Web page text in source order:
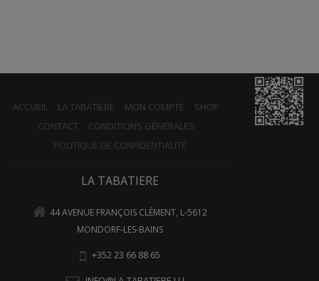
ACCUEIL LA TABATIERE MON COMPTE
SHOP
CONTACT
CONDITIONS GÉNÉRALES
POLITIQUE DE CONFIDENTIALITÉ
LA TABATIERE
44 AVENUE FRANÇOIS CLÉMENT, L-5612
MONDORF-LES-BAINS
+352 23 66 88 65